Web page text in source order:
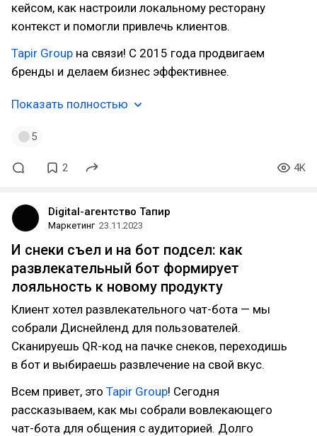
кейсом, как настроили локальному ресторану
контекст и помогли привлечь клиентов.
Tapir Group на связи! С 2015 года продвигаем
бренды и делаем бизнес эффективнее.
Показать полностью
5
2 4K
Digital-агентство Тапир
Маркетинг 23.11.2023
И снеки съел и на бот подсел: как
развлекательный бот формирует
лояльность к новому продукту
Клиент хотел развлекательного чат-бота — мы
собрали Диснейленд для пользователей.
Сканируешь QR-код на пачке снеков, переходишь
в бот и выбираешь развлечение на свой вкус.
Всем привет, это Tapir Group! Сегодня
рассказываем, как мы собрали вовлекающего
чат-бота для общения с аудиторией. Долго